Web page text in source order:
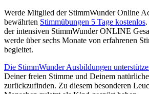
Werde Mitglied der StimmWunder Online
bewährten Stimmübungen 5 Tage kostenlos
der intensiven StimmWunder ONLINE
werde über sechs Monate von erfahrenen
begleitet.
Die StimmWunder Ausbildungen
Deiner freien Stimme und Deinem
zurückzufinden. Zu diesem besonderen